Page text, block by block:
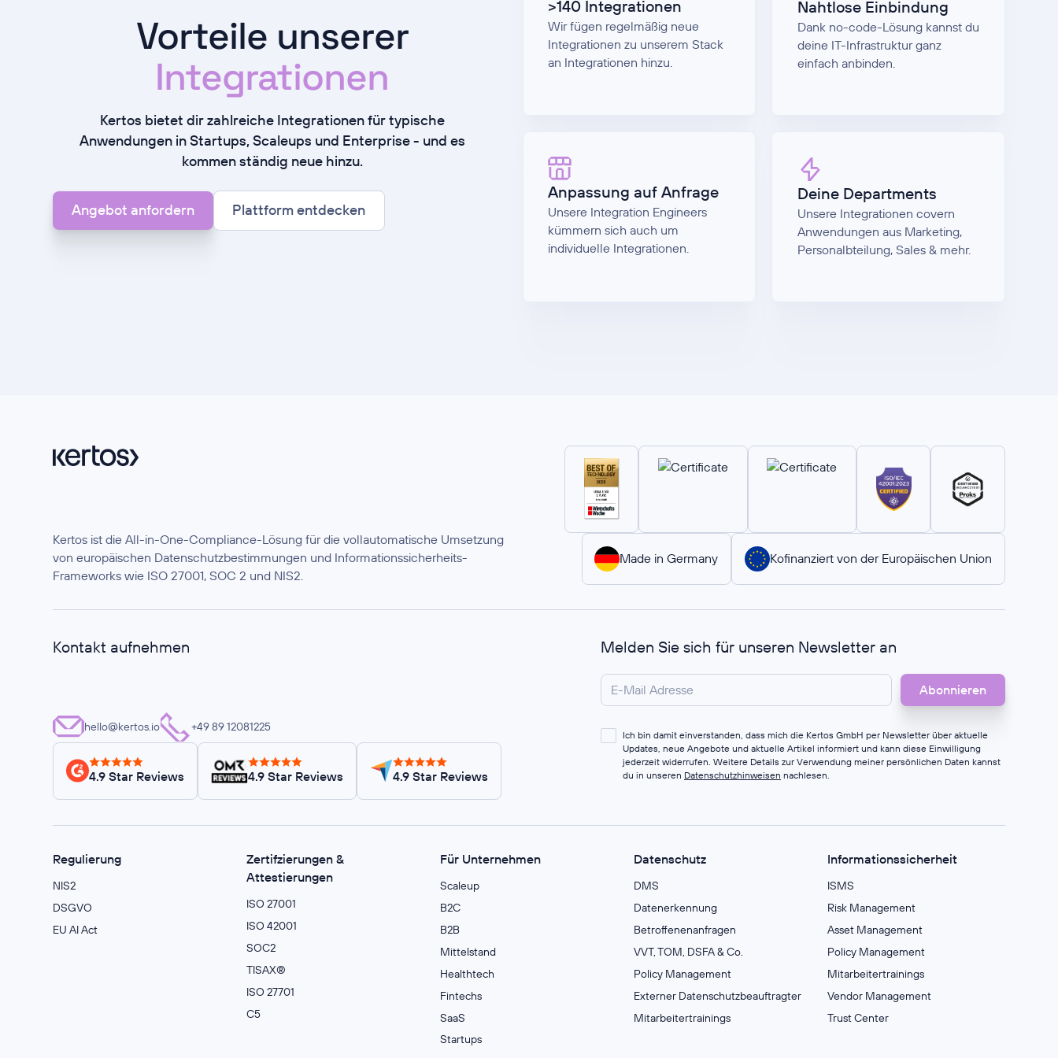
Vorteile unserer
Integrationen
Kertos bietet dir zahlreiche Integrationen für typische
Anwendungen in Startups, Scaleups und Enterprise - und es
kommen ständig neue hinzu.
Angebot anfordern Plattform entdecken
>140 Integrationen
Wir fügen regelmäßig neue
Integrationen zu unserem Stack
an Integrationen hinzu.
Nahtlose Einbindung
Dank no-code-Lösung kannst du
deine IT-Infrastruktur ganz
einfach anbinden.
Anpassung auf Anfrage
Unsere Integration Engineers
kümmern sich auch um
individuelle Integrationen.
Deine Departments
Unsere Integrationen covern
Anwendungen aus Marketing,
Personalbteilung, Sales & mehr.
Kertos ist die All-in-One-Compliance-Lösung für die vollautomatische Umsetzung
von europäischen Datenschutzbestimmungen und Informationssicherheits-
Frameworks wie ISO 27001, SOC 2 und NIS2.
Made in Germany Kofinanziert von der Europäischen Union
Kontakt aufnehmen
hello@kertos.io +49 89 12081225
4.9 Star Reviews 4.9 Star Reviews 4.9 Star Reviews
Melden Sie sich für unseren Newsletter an
Ich bin damit einverstanden, dass mich die Kertos GmbH per Newsletter über aktuelle
Updates, neue Angebote und aktuelle Artikel informiert und kann diese Einwilligung
jederzeit widerrufen. Weitere Details zur Verwendung meiner persönlichen Daten kannst
du in unseren Datenschutzhinweisen nachlesen.
Regulierung
NIS2
DSGVO
EU AI Act
Zertifzierungen &
Attestierungen
ISO 27001
ISO 42001
SOC2
TISAX®
ISO 27701
C5
Für Unternehmen
Scaleup
B2C
B2B
Mittelstand
Healthtech
Fintechs
SaaS
Startups
Datenschutz
DMS
Datenerkennung
Betroffenenanfragen
VVT, TOM, DSFA & Co.
Policy Management
Externer Datenschutzbeauftragter
Mitarbeitertrainings
Informationssicherheit
ISMS
Risk Management
Asset Management
Policy Management
Mitarbeitertrainings
Vendor Management
Trust Center